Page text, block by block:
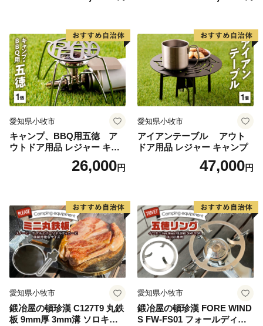
愛知県小牧市
キャンプ、BBQ用五徳 ア
ウトドア用品 レジャー キャ
ンプ バーベキュー BBQ 五徳
26,000円
愛知県小牧市
アイアンテーブル アウト
ドア用品 レジャー キャンプ
47,000円
愛知県小牧市
鍛冶屋の頓珍漢 C127T9 丸鉄
板 9mm厚 3mm溝 ソロキャ
愛知県小牧市
鍛冶屋の頓珍漢 FORE WIND
S FW-FS01 フォールディン